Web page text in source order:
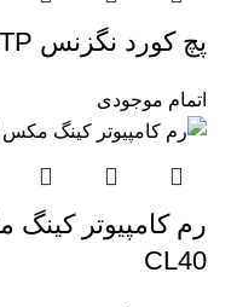
پچ کورد نگزنس CAT6 SFTP سی متری
اتمام موجودی
CL40